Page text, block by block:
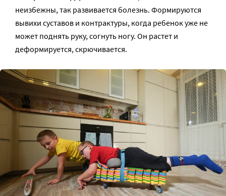
неизбежны, так развивается болезнь. Формируются
вывихи суставов и контрактуры, когда ребенок уже не
может поднять руку, согнуть ногу. Он растет и
деформируется, скрючивается.